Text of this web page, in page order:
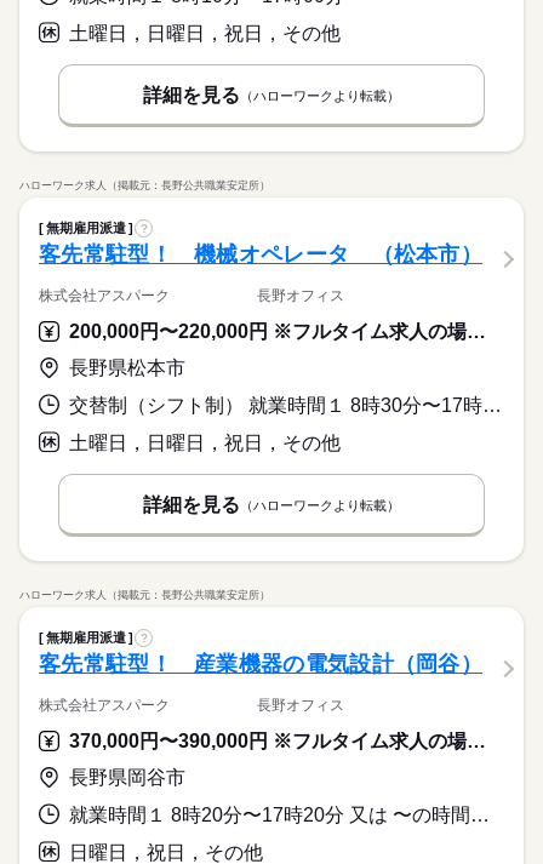
土曜日，日曜日，祝日，その他
詳細を見る （ハローワークより転載）
ハローワーク求人（掲載元：長野公共職業安定所）
無期雇用派遣 ?
客先常駐型！ 機械オペレータ （松本市）
株式会社アスパーク 長野オフィス
200,000円〜220,000円 ※フルタイム求人の場合は月額（換算額）、パート求人の場合は時間額を表示しています。
長野県松本市
交替制（シフト制） 就業時間１ 8時30分〜17時00分 又は 20時00分〜5時00分の時間の間の8時間程度
土曜日，日曜日，祝日，その他
詳細を見る （ハローワークより転載）
ハローワーク求人（掲載元：長野公共職業安定所）
無期雇用派遣 ?
客先常駐型！ 産業機器の電気設計（岡谷）
株式会社アスパーク 長野オフィス
370,000円〜390,000円 ※フルタイム求人の場合は月額（換算額）、パート求人の場合は時間額を表示しています。
長野県岡谷市
就業時間１ 8時20分〜17時20分 又は 〜の時間の間の0時間
日曜日，祝日，その他